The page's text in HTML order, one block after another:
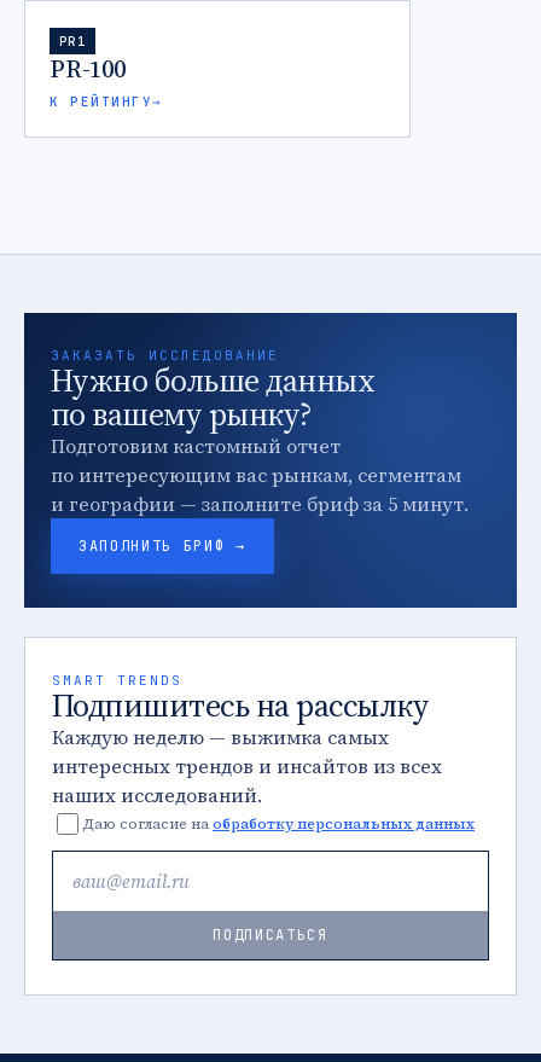
PR1
PR-100
К РЕЙТИНГУ→
ЗАКАЗАТЬ ИССЛЕДОВАНИЕ
Нужно больше данных
по вашему рынку?
Подготовим кастомный отчет
по интересующим вас рынкам, сегментам
и географии — заполните бриф за 5 минут.
ЗАПОЛНИТЬ БРИФ →
SMART TRENDS
Подпишитесь на рассылку
Каждую неделю — выжимка самых
интересных трендов и инсайтов из всех
наших исследований.
Даю согласие наобработку персональных данных
ПОДПИСАТЬСЯ